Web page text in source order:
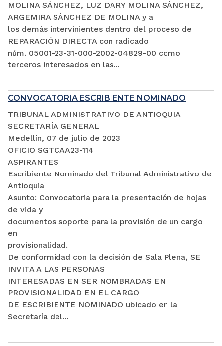
MOLINA SÁNCHEZ, LUZ DARY MOLINA SÁNCHEZ,
ARGEMIRA SÁNCHEZ DE MOLINA y a
los demás intervinientes dentro del proceso de
REPARACIÓN DIRECTA con radicado
núm. 05001-23-31-000-2002-04829-00 como
terceros interesados en las...
CONVOCATORIA ESCRIBIENTE NOMINADO
TRIBUNAL ADMINISTRATIVO DE ANTIOQUIA
SECRETARÍA GENERAL
Medellín, 07 de julio de 2023
OFICIO SGTCAA23-114
ASPIRANTES
Escribiente Nominado del Tribunal Administrativo de
Antioquia
Asunto: Convocatoria para la presentación de hojas
de vida y
documentos soporte para la provisión de un cargo
en
provisionalidad.
De conformidad con la decisión de Sala Plena, SE
INVITA A LAS PERSONAS
INTERESADAS EN SER NOMBRADAS EN
PROVISIONALIDAD EN EL CARGO
DE ESCRIBIENTE NOMINADO ubicado en la
Secretaría del...